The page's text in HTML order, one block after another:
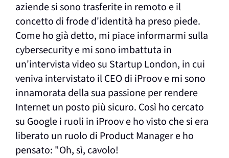
aziende si sono trasferite in remoto e il
concetto di frode d'identità ha preso piede.
Come ho già detto, mi piace informarmi sulla
cybersecurity e mi sono imbattuta in
un'intervista video su Startup London, in cui
veniva intervistato il CEO di iProov e mi sono
innamorata della sua passione per rendere
Internet un posto più sicuro. Così ho cercato
su Google i ruoli in iProov e ho visto che si era
liberato un ruolo di Product Manager e ho
pensato: "Oh, sì, cavolo!